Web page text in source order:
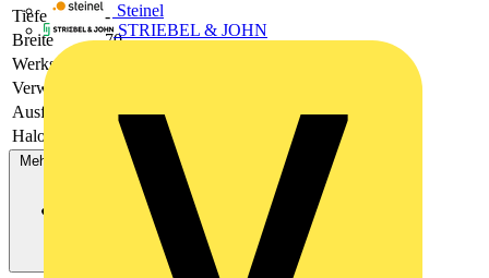
Steinel
STRIEBEL & JOHN
Tiefe
-
Breite
70
Werkstoff
Verwendung
Ausführung
einteilige Wippe
Halogenfrei
Mehr anzeigen